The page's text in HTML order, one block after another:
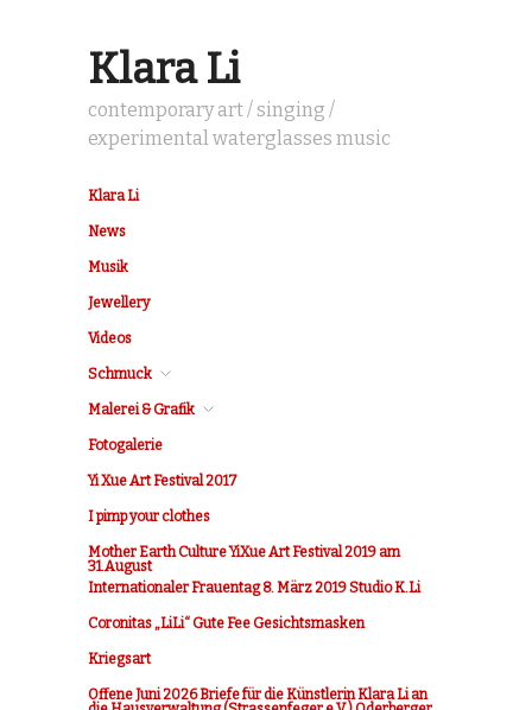
Klara Li
contemporary art / singing /
experimental waterglasses music
Klara Li
News
Musik
Jewellery
Videos
Schmuck
Malerei & Grafik
Fotogalerie
Yi Xue Art Festival 2017
I pimp your clothes
Mother Earth Culture YiXue Art Festival 2019 am
31.August
Internationaler Frauentag 8. März 2019 Studio K.Li
Coronitas „LiLi“ Gute Fee Gesichtsmasken
Kriegsart
Offene Juni 2026 Briefe für die Künstlerin Klara Li an